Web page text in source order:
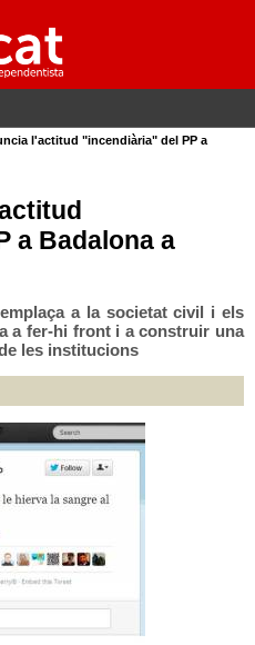
l'actitud "incendiària" del PP a
a Badalona a
a la societat civil i els
a fer-hi front i a construir una
les institucions